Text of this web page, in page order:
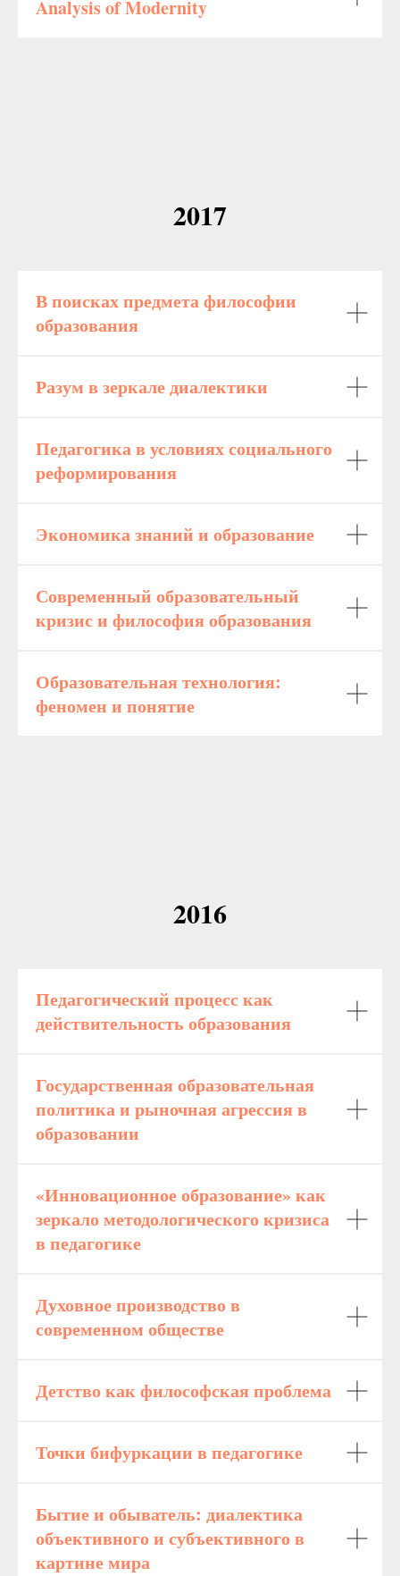
Analysis of Modernity
2017
В поисках предмета философии
образования
Разум в зеркале диалектики
Педагогика в условиях социального
реформирования
Экономика знаний и образование
Современный образовательный
кризис и философия образования
Образовательная технология:
феномен и понятие
2016
Педагогический процесс как
действительность образования
Государственная образовательная
политика и рыночная агрессия в
образовании
«Инновационное образование» как
зеркало методологического кризиса
в педагогике
Духовное производство в
современном обществе
Детство как философская проблема
Точки бифуркации в педагогике
Бытие и обыватель: диалектика
объективного и субъективного в
картине мира